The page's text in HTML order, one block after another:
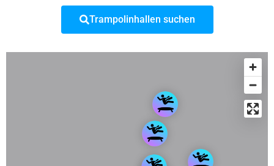
Trampolinhallen suchen